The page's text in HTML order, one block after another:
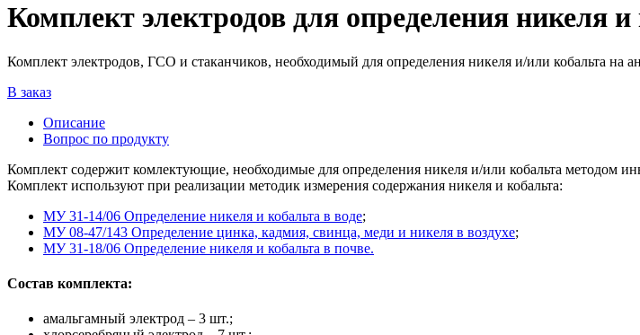
Комплект электродов для определения никеля и
Комплект электродов, ГСО и стаканчиков, необходимый для определения никеля и/или кобальта на
В заказ
Описание
Вопрос по продукту
Комплект содержит комлектующие, необходимые для определения никеля и/или кобальта методом
Комплект используют при реализации методик измерения содержания никеля и кобальта:
МУ 31-14/06 Определение никеля и кобальта в воде;
МУ 08-47/143 Определение цинка, кадмия, свинца, меди и никеля в воздухе;
МУ 31-18/06 Определение никеля и кобальта в почве.
Cостав комплекта:
амальгамный электрод – 3 шт.;